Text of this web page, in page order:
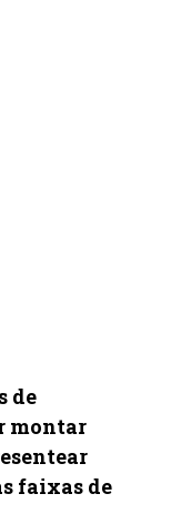
de
montar
faixas de